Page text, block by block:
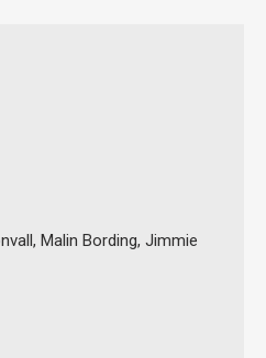
Malin Bording, Jimmie